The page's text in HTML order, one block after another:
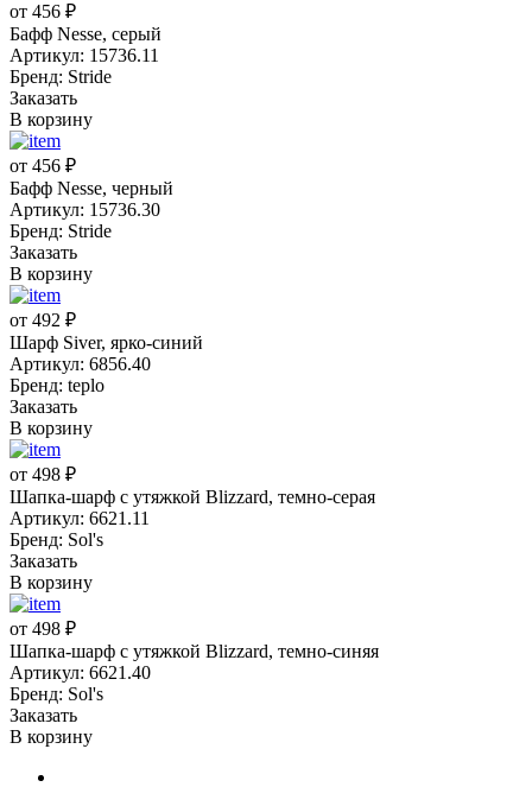
от 456 ₽
Бафф Nesse, серый
Артикул: 15736.11
Бренд: Stride
Заказать
В корзину
от 456 ₽
Бафф Nesse, черный
Артикул: 15736.30
Бренд: Stride
Заказать
В корзину
от 492 ₽
Шарф Siver, ярко-синий
Артикул: 6856.40
Бренд: teplo
Заказать
В корзину
от 498 ₽
Шапка-шарф с утяжкой Blizzard, темно-серая
Артикул: 6621.11
Бренд: Sol's
Заказать
В корзину
от 498 ₽
Шапка-шарф с утяжкой Blizzard, темно-синяя
Артикул: 6621.40
Бренд: Sol's
Заказать
В корзину